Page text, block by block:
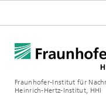
Fraunhofer-Institut für
Heinrich-Hertz-Institut, HHI